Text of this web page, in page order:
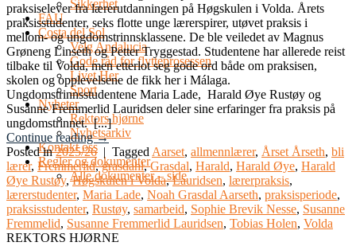
Sikkerhet
FAU
Costa del Sol
Velg Andalucia
Gode råd for flytteprosessen
Livet Her
Sport
Nyheter
Rektors hjørne
Nyhetsarkiv
Kontakt oss
Regler og dokumenter
Alle dokumenter – side
praksiselever fra lærerutdanningen på Høgskulen i Volda. Årets
praksisstudenter, seks flotte unge lærerspirer, utøvet praksis i
mellom- og ungdomstrinnsklassene. De ble veiledet av Magnus
Grøneng Linseth og Petter Tryggestad. Studentene har allerede reist
tilbake til Volda, men etterlot seg gode ord både om praksisen,
skolen og opplevelsene de fikk her i Málaga.
Ungdomstrinnsstudentene Maria Lade, Harald Øye Rustøy og
Susanne Fremmerlid Lauridsen deler sine erfaringer fra praksis på
ungdomstrinnet. [...]
Continue reading→
Posted in2025/26 | Tagged Aarset, allmennlærer, Årset Årseth, bli
lærer, Fremmerlid,grasdahl,Grasdal, Harald, Harald Øye, Harald
Øye Rustøy,Høgskulen i Volda,Lauridsen, lærerpraksis,
lærerstudenter, Maria Lade, Noah Grasdal Aarseth, praksisperiode,
praksisstudenter, Rustøy, samarbeid, Sophie Brevik Nesse, Susanne
Fremmelid, Susanne Fremmerlid Lauridsen, Tobias Holen, Volda
REKTORS HJØRNE